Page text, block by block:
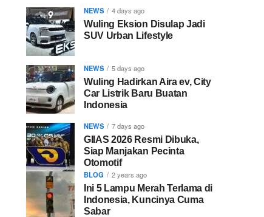
NEWS 4 days ago
Wuling Eksion Disulap Jadi
SUV Urban Lifestyle
NEWS 5 days ago
Wuling Hadirkan Aira ev, City
Car Listrik Baru Buatan
Indonesia
NEWS 7 days ago
GIIAS 2026 Resmi Dibuka,
Siap Manjakan Pecinta
Otomotif
BLOG 2 years ago
Ini 5 Lampu Merah Terlama di
Indonesia, Kuncinya Cuma
Sabar